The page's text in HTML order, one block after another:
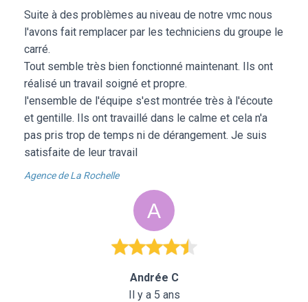
Suite à des problèmes au niveau de notre vmc nous
l'avons fait remplacer par les techniciens du groupe le
carré.
Tout semble très bien fonctionné maintenant. Ils ont
réalisé un travail soigné et propre.
l'ensemble de l'équipe s'est montrée très à l'écoute
et gentille. Ils ont travaillé dans le calme et cela n'a
pas pris trop de temps ni de dérangement. Je suis
satisfaite de leur travail
Agence de La Rochelle
Andrée C
Il y a 5 ans